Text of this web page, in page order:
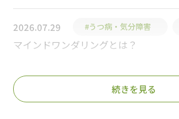
2026.07.29 #うつ病・気分障害
マインドワンダリングとは？
2026.07.23
LSAS-Jとは？
続きを見る